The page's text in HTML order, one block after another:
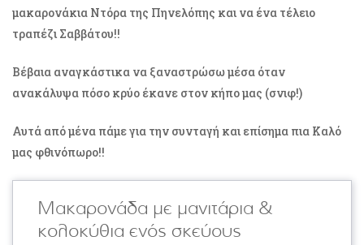
μακαρονάκια Ντόρα της Πηνελόπης και να ένα τέλειο
τραπέζι Σαββάτου!!
Βέβαια αναγκάστικα να ξαναστρώσω μέσα όταν
ανακάλυψα πόσο κρύο έκανε στον κήπο μας (σνιφ!)
Αυτά από μένα πάμε για την συνταγή και επίσημα πια Καλό
μας φθινόπωρο!!
Μακαρονάδα με μανιτάρια &
κολοκύθια ενός σκεύους